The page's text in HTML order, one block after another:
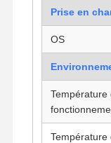
Prise en
OS
Température
Température